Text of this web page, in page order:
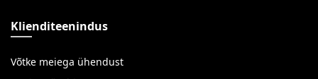
Klienditeenindus
Võtke meiega ühendust